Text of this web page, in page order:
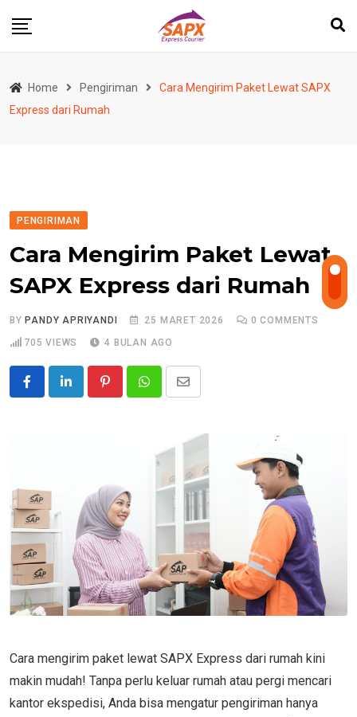
Home Pengiriman
Cara Mengirim Paket Lewat SAPX
Express dari Rumah
PENGIRIMAN
Cara Mengirim Paket Lewat
SAPX Express dari Rumah
BY PANDY APRIYANDI 25 MARET 2026 0 COMMENTS
705 VIEWS 4 BULAN AGO
PinterestWhatsappShare
Email
Cara mengirim paket lewat SAPX Express dari rumah kini
makin mudah! Tanpa perlu keluar rumah atau pergi mencari
kantor ekspedisi, Anda bisa mengatur pengiriman hanya